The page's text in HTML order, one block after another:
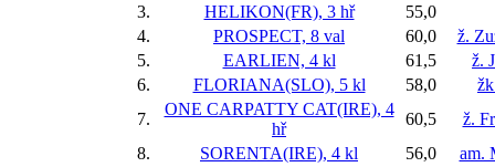
3.
HELIKON(FR), 3 hř
55,0
4.
PROSPECT, 8 val 60,0
ž.
5.
EARLIEN, 4 kl 61,5
ž.
6.
FLORIANA(SLO), 5 kl 58,0
7.
ONE CARPATTY CAT(IRE), 4
hř
60,5
ž.
8.
SORENTA(IRE), 4 kl 56,0
am.